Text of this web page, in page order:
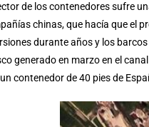
de los contenedores sufre
chinas, que hacía que el
durante años y los
generado en marzo en el
contenedor de 40 pies de